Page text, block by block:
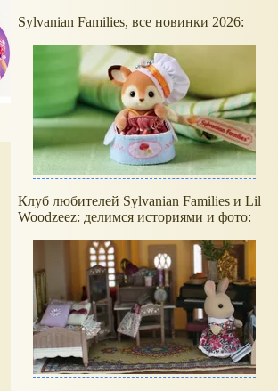
Sylvanian Families, все новинки 2026:
Клуб любителей Sylvanian Families и Lil
Woodzeez: делимся историями и фото: